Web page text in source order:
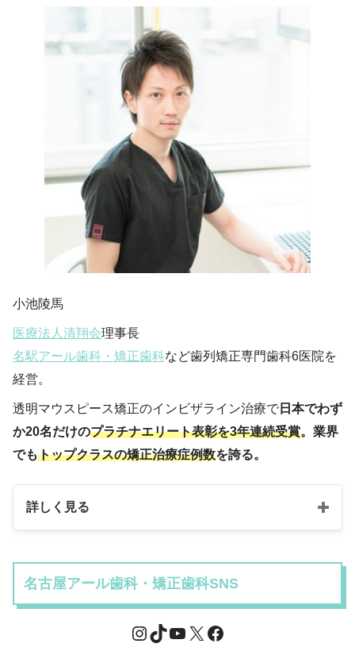
小池陵馬
医療法人清翔会理事長
名駅アール歯科・矯正歯科など歯列矯正専門歯科6医院を
経営。
透明マウスピース矯正のインビザライン治療で 日本でわず
か20名だけのプラチナエリート表彰を3年連続受賞。業界
でもトップクラスの矯正治療症例数を誇る。
詳しく見る
名古屋アール歯科・矯正歯科SNS